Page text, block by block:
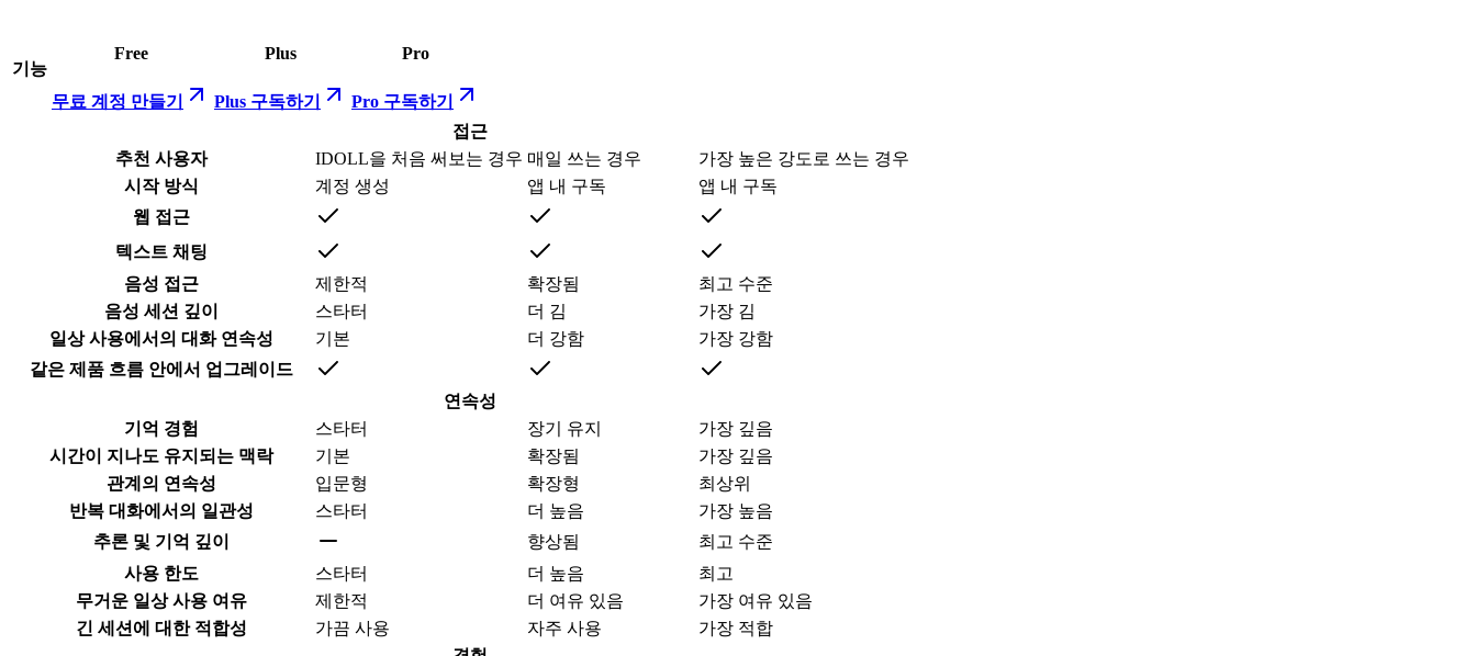
기능
Free
무료 계정 만들기
Plus
Plus 구독하기
Pro
Pro 구독하기
접근
추천 사용자
IDOLL을 처음 써보는 경우 매일 쓰는 경우
가장 높은 강도로 쓰는 경우
시작 방식
계정 생성 앱 내 구독
앱 내 구독
웹 접근
텍스트 채팅
음성 접근
제한적 확장됨
최고 수준
음성 세션 깊이
스타터 더 김
가장 김
일상 사용에서의 대화 연속성
기본 더 강함
가장 강함
같은 제품 흐름 안에서 업그레이드
연속성
기억 경험
스타터 장기 유지
가장 깊음
시간이 지나도 유지되는 맥락
기본 확장됨
가장 깊음
관계의 연속성
입문형 확장형
최상위
반복 대화에서의 일관성
스타터 더 높음
가장 높음
추론 및 기억 깊이
향상됨
최고 수준
사용 한도
스타터 더 높음
최고
무거운 일상 사용 여유
제한적 더 여유 있음
가장 여유 있음
긴 세션에 대한 적합성
가끔 사용 자주 사용
가장 적합